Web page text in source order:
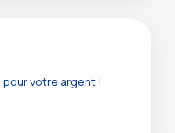
votre argent !